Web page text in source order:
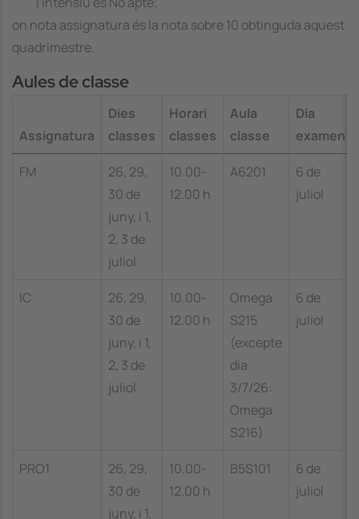
on nota assignatura és la nota sobre 10 obtinguda aquest
quadrimestre.
Aules de classe
Assignatura
Dies
classes
Horari
classes
Aula
classe
Dia
examen
FM
26, 29,
30 de
juny, i 1,
2, 3 de
juliol
10.00-
12.00 h
A6201
6 de
juliol
IC
26, 29,
30 de
juny, i 1,
2, 3 de
juliol
10.00-
12.00 h
Omega
S215
(excepte
dia
3/7/26:
Omega
S216)
6 de
juliol
PRO1
26, 29,
30 de
juny, i 1,
10.00-
12.00 h
B5S101
6 de
juliol